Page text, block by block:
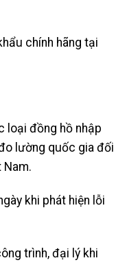
chính hãng tại
loại đồng hồ nhập
lường quốc gia đối
khi phát hiện lỗi
trình, đại lý khi